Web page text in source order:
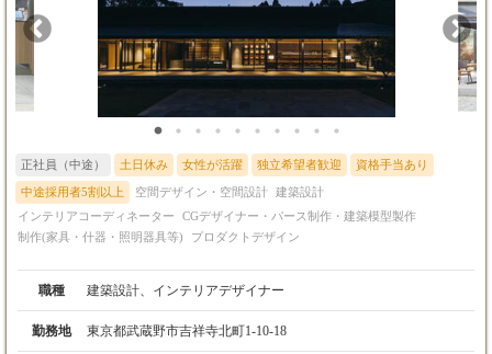
正社員（中途） 土日休み 女性が活躍 独立希望者歓迎 資格手当あり
中途採用者5割以上 空間デザイン・空間設計 建築設計
インテリアコーディネーター
CGデザイナー・パース制作・建築模型製作
制作(家具・什器・照明器具等)
プロダクトデザイン
職種 建築設計、インテリアデザイナー
勤務地 東京都武蔵野市吉祥寺北町1-10-18